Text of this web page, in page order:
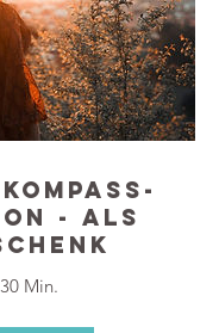
- als
30 Min.